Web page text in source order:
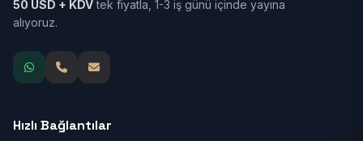
50 USD + KDVtek fiyatla, 1-3 iş günü içinde yayına
alıyoruz.
Hızlı Bağlantılar